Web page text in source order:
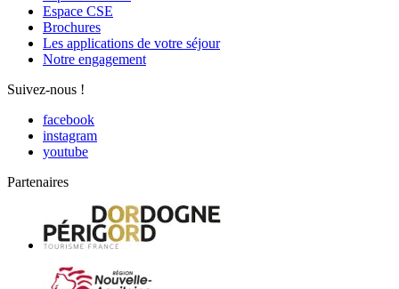
Espace CSE
Brochures
Les applications de votre séjour
Notre engagement
Suivez-nous !
facebook
instagram
youtube
Partenaires